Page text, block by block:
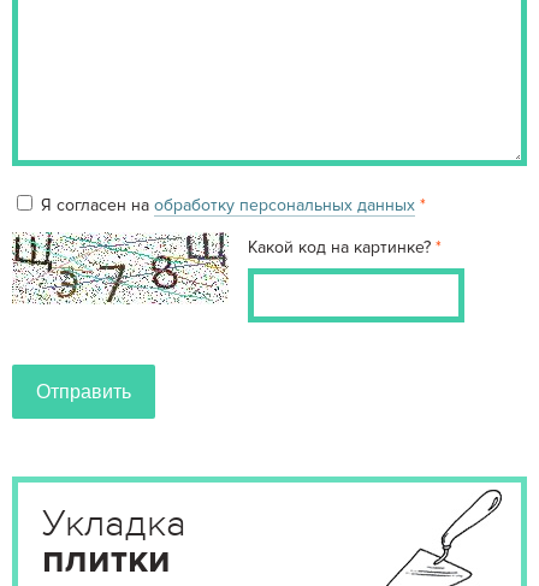
Я согласен на обработку персональных данных
Какой код на картинке?
Укладка
плитки